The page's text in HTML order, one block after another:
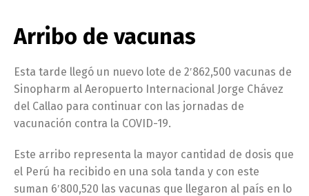
Arribo de vacunas
Esta tarde llegó un nuevo lote de 2′862,500 vacunas de
Sinopharm al Aeropuerto Internacional Jorge Chávez
del Callao para continuar con las jornadas de
vacunación contra la COVID-19.
Este arribo representa la mayor cantidad de dosis que
el Perú ha recibido en una sola tanda y con este
suman 6′800,520 las vacunas que llegaron al país en lo